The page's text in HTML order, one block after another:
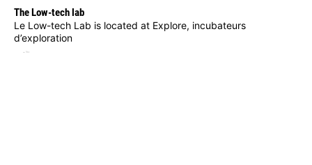
The Low-tech lab
Le Low-tech Lab is located at Explore, incubateurs
d’exploration